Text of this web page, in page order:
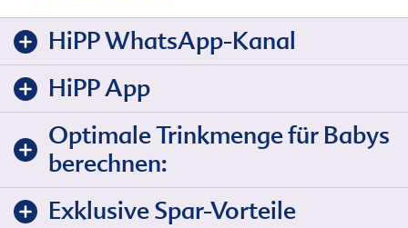
HiPP WhatsApp-Kanal
HiPP App
Optimale Trinkmenge für Babys
berechnen:
Exklusive Spar-Vorteile